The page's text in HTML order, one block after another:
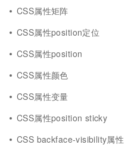
CSS属性矩阵
CSS属性position定位
CSS属性position
CSS属性颜色
CSS属性变量
CSS属性position sticky
CSS backface-visibility属性